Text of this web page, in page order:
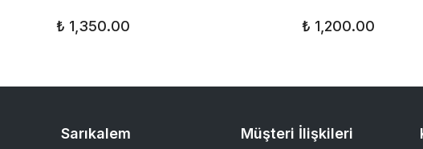
₺ 1,350.00 ₺ 1,200.00
Sarıkalem Müşteri İlişkileri